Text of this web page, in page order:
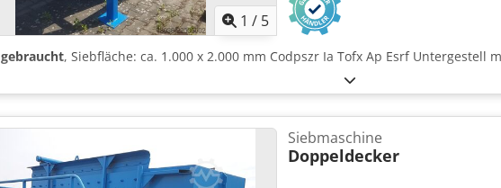
1 / 5
gebraucht, Siebfläche: ca. 1.000 x 2.000 mm Codpszr Ia Tofx Ap Esrf
Siebmaschine
Doppeldecker